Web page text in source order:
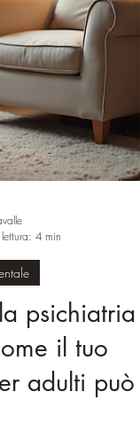
4 min
psichiatria
il tuo
adulti può